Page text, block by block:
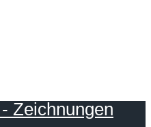
- Zeichnungen